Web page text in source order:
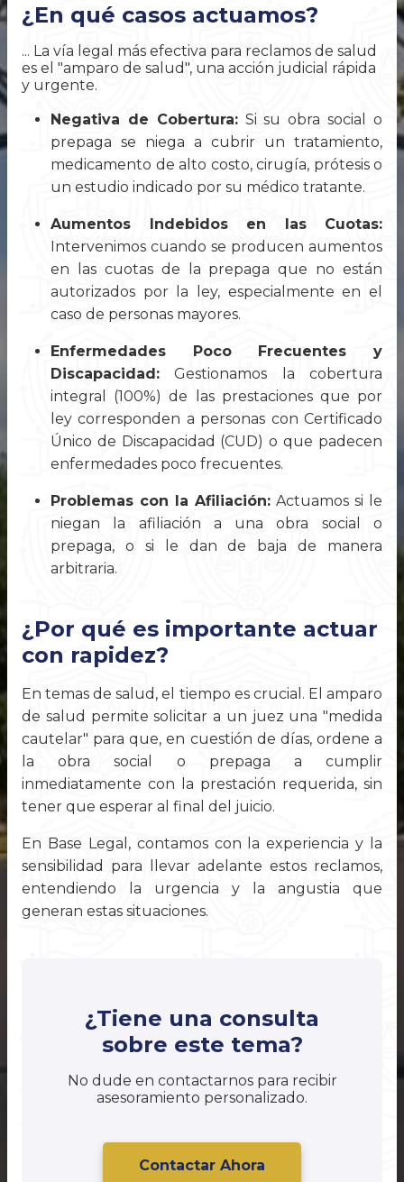
¿En qué casos actuamos?
... La vía legal más efectiva para reclamos de salud
es el "amparo de salud", una acción judicial rápida
y urgente.
Negativa de Cobertura:Si su obra social o
prepaga se niega a cubrir un tratamiento,
medicamento de alto costo, cirugía, prótesis o
un estudio indicado por su médico tratante.
Aumentos Indebidos en las Cuotas:
Intervenimos cuando se producen aumentos
en las cuotas de la prepaga que no están
autorizados por la ley, especialmente en el
caso de personas mayores.
Enfermedades Poco Frecuentes y
Discapacidad: Gestionamos la cobertura
integral (100%) de las prestaciones que por
ley corresponden a personas con Certificado
Único de Discapacidad (CUD) o que padecen
enfermedades poco frecuentes.
Problemas con la Afiliación: Actuamos si le
niegan la afiliación a una obra social o
prepaga, o si le dan de baja de manera
arbitraria.
¿Por qué es importante actuar
con rapidez?
En temas de salud, el tiempo es crucial. El amparo
de salud permite solicitar a un juez una "medida
cautelar" para que, en cuestión de días, ordene a
la obra social o prepaga a cumplir
inmediatamente con la prestación requerida, sin
tener que esperar al final del juicio.
En Base Legal, contamos con la experiencia y la
sensibilidad para llevar adelante estos reclamos,
entendiendo la urgencia y la angustia que
generan estas situaciones.
¿Tiene una consulta
sobre este tema?
No dude en contactarnos para recibir
asesoramiento personalizado.
Contactar Ahora